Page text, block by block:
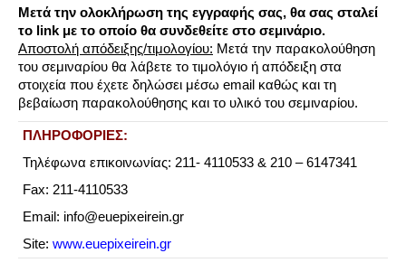
Μετά την ολοκλήρωση της εγγραφής σας, θα σας σταλεί
το link με το οποίο θα συνδεθείτε στο σεμινάριο.
Αποστολή απόδειξης/τιμολογίου: Μετά την παρακολούθηση
του σεμιναρίου θα λάβετε το τιμολόγιο ή απόδειξη στα
στοιχεία που έχετε δηλώσει μέσω email καθώς και τη
βεβαίωση παρακολούθησης και το υλικό του σεμιναρίου.
ΠΛΗΡΟΦΟΡΙΕΣ:
Τηλέφωνα επικοινωνίας: 211- 4110533 & 210 – 6147341
Fax: 211-4110533
Email: info@euepixeirein.gr
Site: www.euepixeirein.gr